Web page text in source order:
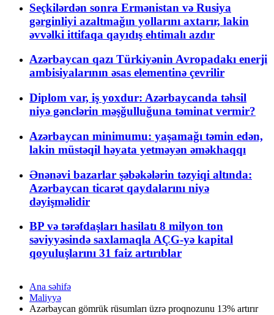
Seçkilərdən sonra Ermənistan və Rusiya
gərginliyi azaltmağın yollarını axtarır, lakin
əvvəlki ittifaqa qayıdış ehtimalı azdır
Azərbaycan qazı Türkiyənin Avropadakı enerji
ambisiyalarının əsas elementinə çevrilir
Diplom var, iş yoxdur: Azərbaycanda təhsil
niyə gənclərin məşğulluğuna təminat vermir?
Azərbaycan minimumu: yaşamağı təmin edən,
lakin müstəqil həyata yetməyən əməkhaqqı
Ənənəvi bazarlar şəbəkələrin təzyiqi altında:
Azərbaycan ticarət qaydalarını niyə
dəyişməlidir
BP və tərəfdaşları hasilatı 8 milyon ton
səviyyəsində saxlamaqla AÇG-yə kapital
qoyuluşlarını 31 faiz artırıblar
Ana səhifə
Maliyyə
Azərbaycan gömrük rüsumları üzrə proqnozunu 13% artırır